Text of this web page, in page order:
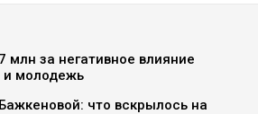
млн за негативное влияние
и молодежь
что вскрылось на